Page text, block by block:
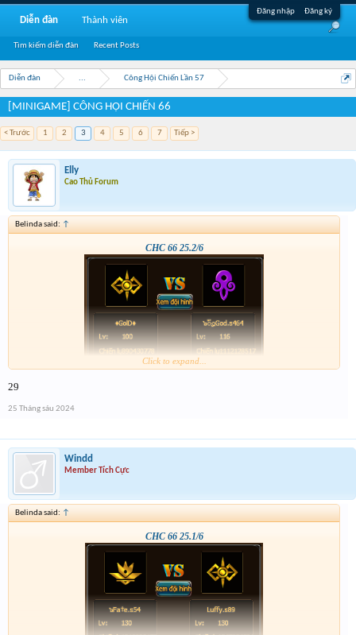
Đăng nhập Đăng ký
Diễn đàn ... Công Hội Chiến Lần 57
[MINIGAME] CÔNG HỘI CHIẾN 66
< Trước 1 2 3 4 5 6 7 Tiếp >
Elly
Cao Thủ Forum
Belinda said: ↑
CHC 66 25.2/6
Click to expand...
29
25 Tháng sáu 2024
Windd
Member Tích Cực
Belinda said: ↑
CHC 66 25.1/6
Diễn đàn
Tìm kiếm diễn đàn Recent Posts
Thành viên